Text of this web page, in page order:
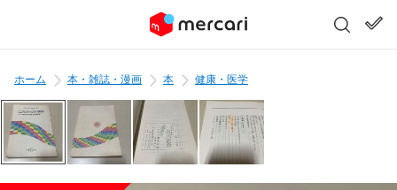
ホーム 本・雑誌・漫画 本 健康・医学